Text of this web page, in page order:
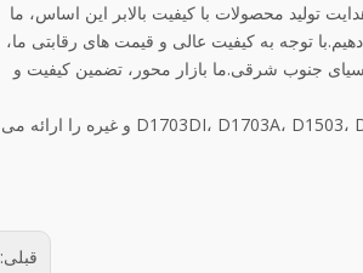
تولید محصولات با کیفیت بالابر این اساس، ما
توجه به کیفیت عالی و قیمت های رقابتی ما،
و آسیای جنوب شرقی.ما بازار محور، تضمین کیفیت و
ما همچنین مدل های دیگری از محصولات سرسیلندر مانند D1703DI، D1703A، D1503، D1462، D1403، E3CD، D1101، D1301 و غیره را ارائه می
قبلی: